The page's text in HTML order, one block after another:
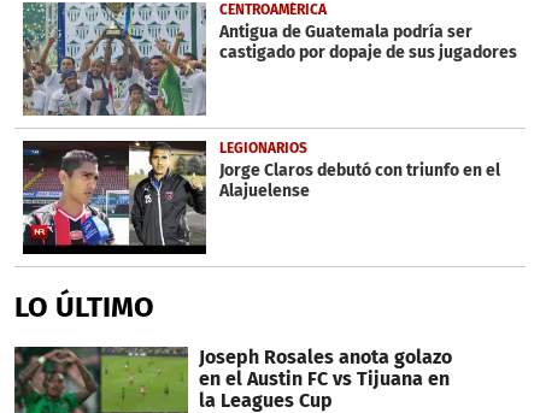
CENTROAMÉRICA
Antigua de Guatemala podría ser
castigado por dopaje de sus jugadores
LEGIONARIOS
Jorge Claros debutó con triunfo en el
Alajuelense
LO ÚLTIMO
Joseph Rosales anota golazo
en el Austin FC vs Tijuana en
la Leagues Cup